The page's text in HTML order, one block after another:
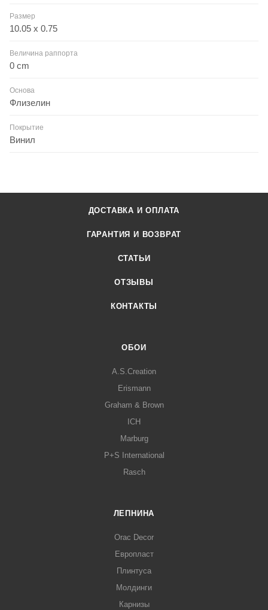
Размер
10.05 x 0.75
Величина раппорта
0 cm
Основа
Флизелин
Покрытие
Винил
ДОСТАВКА И ОПЛАТА
ГАРАНТИЯ И ВОЗВРАТ
СТАТЬИ
ОТЗЫВЫ
КОНТАКТЫ
ОБОИ
A.S.Creation
Erismann
Graham & Brown
ICH
Marburg
P+S International
Rasch
ЛЕПНИНА
Orac Decor
Европласт
Плинтуса
Молдинги
Карнизы